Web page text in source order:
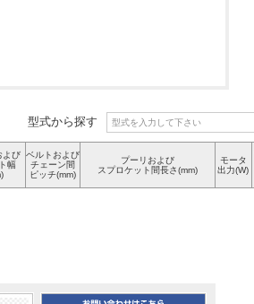
型式から探す
よび
幅
ベルトおよび
チェーン間
ピッチ(mm)
プーリおよび
スプロケット間長さ(mm)
モータ
出力(W)